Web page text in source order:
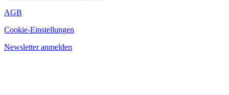
AGB
Cookie-Einstellungen
Newsletter anmelden